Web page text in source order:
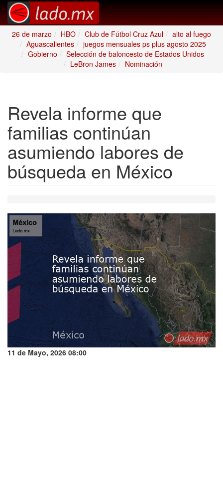
26 de marzo HBO Club de Fútbol Cruz Azul
alto al fuego
Aguascalientes
juegos mensuales ps plus agosto 2025
Gobierno
Selección de baloncesto de Estados Unidos
LeBron James
Nominación
Revela informe que
familias continúan
asumiendo labores de
búsqueda en México
11 de Mayo, 2026 08:00